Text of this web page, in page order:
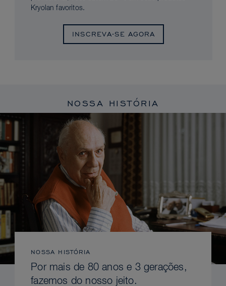
Kryolan favoritos.
INSCREVA-SE AGORA
NOSSA HISTÓRIA
NOSSA HISTÓRIA
Por mais de 80 anos e 3 gerações,
fazemos do nosso jeito.